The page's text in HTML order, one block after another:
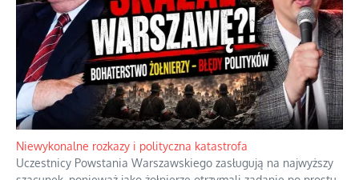
Gorzka pigułka od politycznego emeryta
Twierdzenie, że istnieje coś takiego jak odrobina tyranii,
przypomina stwierdzenie, że można być trochę w ciąży.